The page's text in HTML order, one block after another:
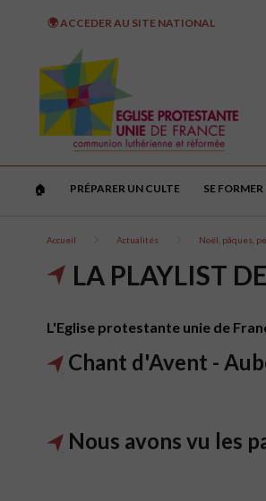
🌍 ACCEDER AU SITE NATIONAL
🏠︎ PRÉPARER UN CULTE SE FORMER
Accueil Actualités Noël, pâques,
LA PLAYLIST
L'Eglise protestante unie de
Chant d'Avent -
Nous avons vu les